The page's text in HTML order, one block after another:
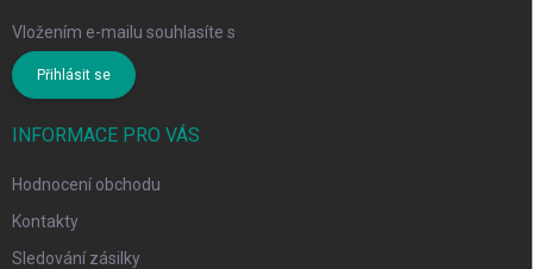
Vložením e-mailu souhlasíte s
Přihlásit se
INFORMACE PRO VÁS
Hodnocení obchodu
Kontakty
Sledování zásilky